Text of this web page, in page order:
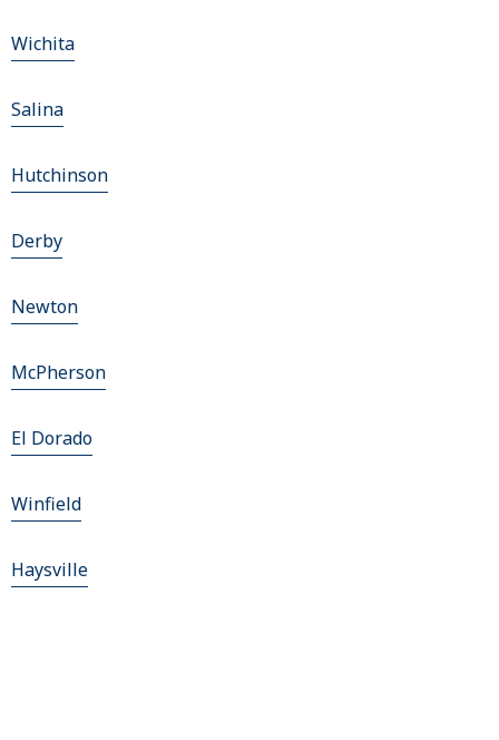
Wichita
Salina
Hutchinson
Derby
Newton
McPherson
El Dorado
Winfield
Haysville